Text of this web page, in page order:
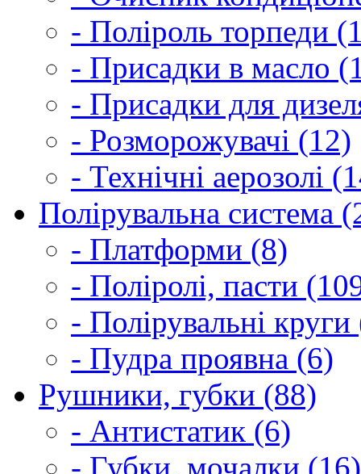
- Поліроль торпеди
- Присадки в масло
- Присадки для
- Розморожувачі (12)
- Технічні аерозолі
Полірувальна система
- Платформи (8)
- Поліролі, пасти
- Полірувальні
- Пудра проявна (6)
Рушники, губки (88)
- Антистатик (6)
- Губки, мочалки (16)